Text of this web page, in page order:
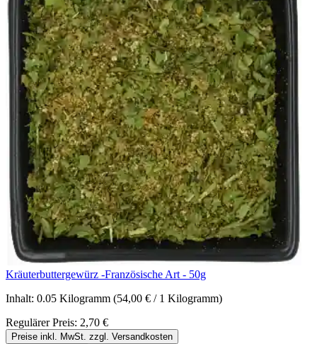
Kräuterbuttergewürz -Französische Art - 50g
Inhalt: 0.05 Kilogramm (54,00 € / 1 Kilogramm)
Regulärer Preis: 2,70 €
Preise inkl. MwSt. zzgl. Versandkosten